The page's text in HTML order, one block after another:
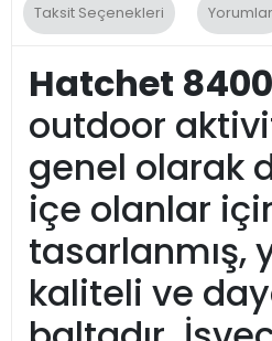
Taksit Seçenekleri Yorumlar
Hatchet
outdoor
genel olarak
içe olanlar
tasarlanmış,
kaliteli ve